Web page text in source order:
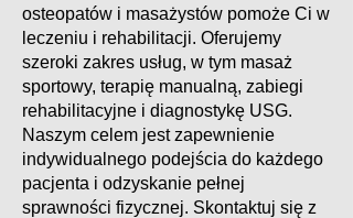
osteopatów i masażystów pomoże Ci w
leczeniu i rehabilitacji. Oferujemy
szeroki zakres usług, w tym masaż
sportowy, terapię manualną, zabiegi
rehabilitacyjne i diagnostykę USG.
Naszym celem jest zapewnienie
indywidualnego podejścia do każdego
pacjenta i odzyskanie pełnej
sprawności fizycznej. Skontaktuj się z